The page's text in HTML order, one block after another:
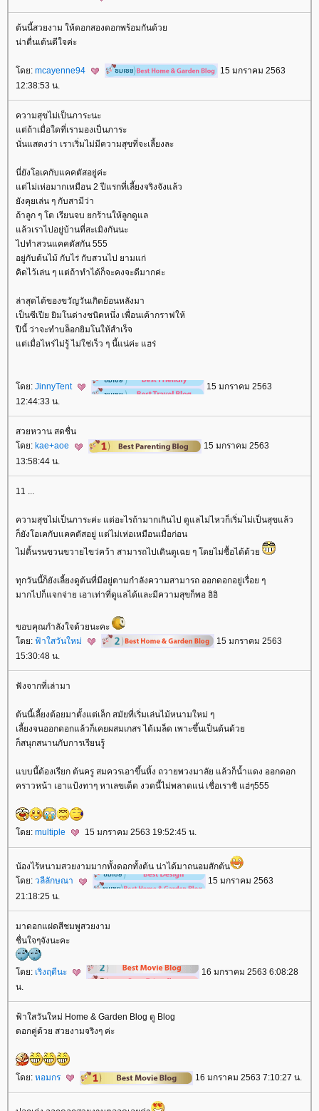
ต้นนี้สวยงาม ให้ดอกสองดอกพร้อมกันด้ว
น่าตื่นเต้นดีใจค่ะ
ดย: mcayenne94
15 มกราคม 2563
12:38:53 น.
ความสุขไม่เป็นภาระนะ
ต่ถ้าเมื่อใดที่เรามองเป็นภาระ
นั่นแสดงว่า เราเริ่มไม่มีความสุขที่จะเลี้ยงละ
นี่ยังโอเคกับแคคตัสอยู่ค่ะ
ต่ไม่เห่อมากเหมือน 2 ปีแรกที่เลี้ยงจริงจังแล้ว
ังคุยเล่น ๆ กับสามีว่า
ถ้าลูก ๆ โต เรียนจบ ยกร้านให้ลูกดูแล
ล้วเราไปอยู่บ้านที่สะเมิงกันนะ
ไปทำสวนแคคตัสกัน 555
อยู่กับต้นไม้ กับไร่ กับสวนไป ยามแก่
คิดไว้เล่น ๆ แต่ถ้าทำได้ก็จะคงจะดีมากค่ะ
ล่าสุดได้ของขวัญวันเกิดย้อนหลังมา
เป็นซีเปีย ยิมโนด่างชนิดหนึ่ง เพื่อนเค้ากราฟให้
ปีนี้ ว่าจะทำบล็อกยิมโนให้สำเร็จ
ต่เมื่อไหร่ไม่รู้ ไม่ใช่เร็ว ๆ นี้แน่ค่ะ แฮร่
ดย: JinnyTent
15 มกราคม 2563
12:44:33 น.
สวยหวาน สดชื่น
ดย: kae+aoe
15 มกราคม 2563
13:58:44 น.
11 ...
ความสุขไม่เป็นภาระค่ะ แต่อะไรถ้ามากเกินไป ดูแลไม่ไหวก็เริ่มไม่เป็นสุขแล้ว
ก็ยังโอเคกับแคคตัสอยู่ แต่ไม่เห่อเหมือนเมื่อก่อน
ไม่ดิ้นรนขวนขวายไขว่คว้า สามารถไปเดินดูเฉย ๆ โดยไม่ซื้อได้ด้ว
ทุกวันนี้ก็ยังเลี้ยงดูต้นที่มีอยู่ตามกำลังความสามารถ ออกดอกอยู่เรื่อย ๆ
มากไปก็แจกจ่าย เอาเท่าที่ดูแลได้และมีความสุขก็พอ อิอิ
ขอบคุณกำลังใจด้วยนะคะ
ดย: ฟ้าใสวันใหม่
15 มกราคม 2563
15:30:48 น.
ฟังจากที่เล่ามา
ต้นนี้เลี้ยงต้อยมาตั้งแต่เล็ก สมัยที่เริ่มเล่นไม้หนามใหม่ ๆ
เลี้ยงจนออกดอกแล้วก็เคยผสมเกสร ได้เมล็ด เพาะขึ้นเป็นต้นด้ว
ก็สนุกสนานกับการเรียนรู้
บบนี้ต้องเรียก ต้นครู สมควรเอาขึ้นหิ้ง ถวายพวงมาลัย แล้วก็น้ำแดง ออกดอก
คราวหน้า เอาแป้งทาๆ หาเลขเด็ด งวดนี้ไม่พลาดแน่ เชื่อเราซิ แฮ่ๆ555
ดย: multiple 15 มกราคม 2563 19:52:45 น.
น้องไร้หนามสวยงามมากทั้งดอกทั้งต้น น่าได้มาถนอมสักต้น
ดย: วลีลักษณา
15 มกราคม 2563
21:18:25 น.
มาดอกแฝดสีชมพูสวยงาม
ชื่นใจๆจังนะคะ
ดย: เริงฤดีนะ
16 มกราคม 2563 6:08:28
น.
ฟ้าใสวันใหม่ Home & Garden Blog ดู Blog
ดอกคู่ด้วย สวยงามจริงๆ ค่ะ
ดย: หอมกร 16 มกราคม 2563 7:10:27 น.